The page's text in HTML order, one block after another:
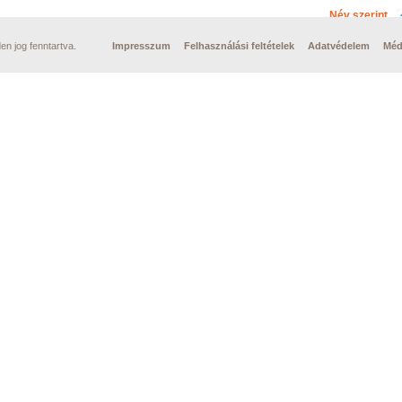
Név szerint
jog fenntartva. Impresszum Felhasználási feltételek Adatvédelem